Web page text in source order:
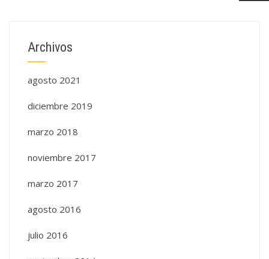
Archivos
agosto 2021
diciembre 2019
marzo 2018
noviembre 2017
marzo 2017
agosto 2016
julio 2016